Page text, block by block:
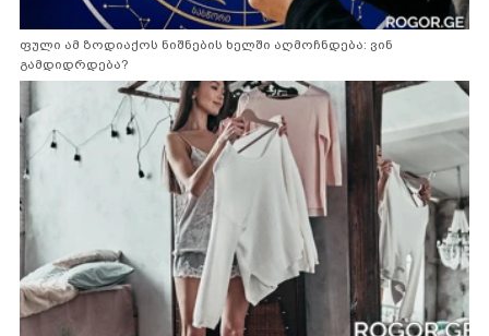
ფული ამ ზოდიაქოს ნიშნების ხელში აღმოჩნდება: ვინ
გამდიდრდება?